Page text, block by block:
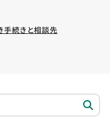
手続きと相談先